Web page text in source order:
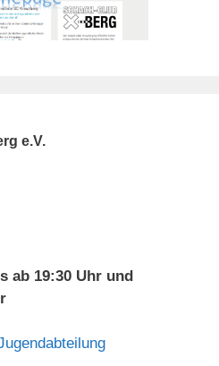
e.V.
ab 19:30 Uhr und